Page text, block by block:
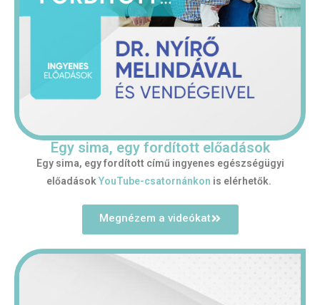
Egy sima, egy fordított előadások
Egy sima, egy fordított című ingyenes egészségügyi
előadások YouTube-csatornánkon is elérhetők.
Megnézem a videókat